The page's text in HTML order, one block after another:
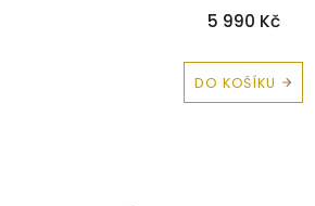
5 990 Kč
DO KOŠÍKU